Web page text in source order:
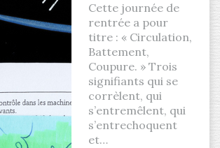
Cette journée de
rentrée a pour
titre : « Circulation,
Battement,
Coupure. » Trois
signifiants qui se
corrèlent, qui
s’entremêlent, qui
s’entrechoquent
et…